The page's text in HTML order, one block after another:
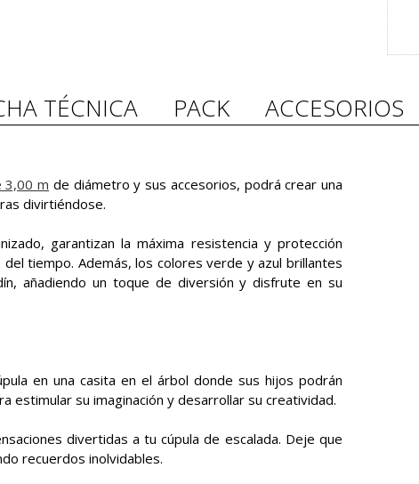
TÉCNICA PACK ACCESORIOS
3,00 m de diámetro y sus accesorios, podrá crear una
divirtiéndose.
garantizan la máxima resistencia y protección
tiempo. Además, los colores verde y azul brillantes
añadiendo un toque de diversión y disfrute en su
en una casita en el árbol donde sus hijos podrán
estimular su imaginación y desarrollar su creatividad.
divertidas a tu cúpula de escalada. Deje que
recuerdos inolvidables.